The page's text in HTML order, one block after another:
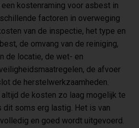
kostenraming voor asbest in
factoren in overweging
van de inspectie, het type en
de omvang van de reiniging,
de locatie, de wet- en
de afvoer
de herstelwerkzaamheden.
de kosten zo laag mogelijk te
dit soms erg lastig. Het is van
en goed wordt uitgevoerd.